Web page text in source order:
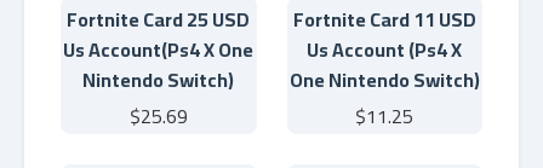
Fortnite Card 11 USD
Us Account (Ps4 X
One Nintendo Switch)
$11.25
Fortnite Card 25 USD
Us Account(Ps4 X One
Nintendo Switch)
$25.69